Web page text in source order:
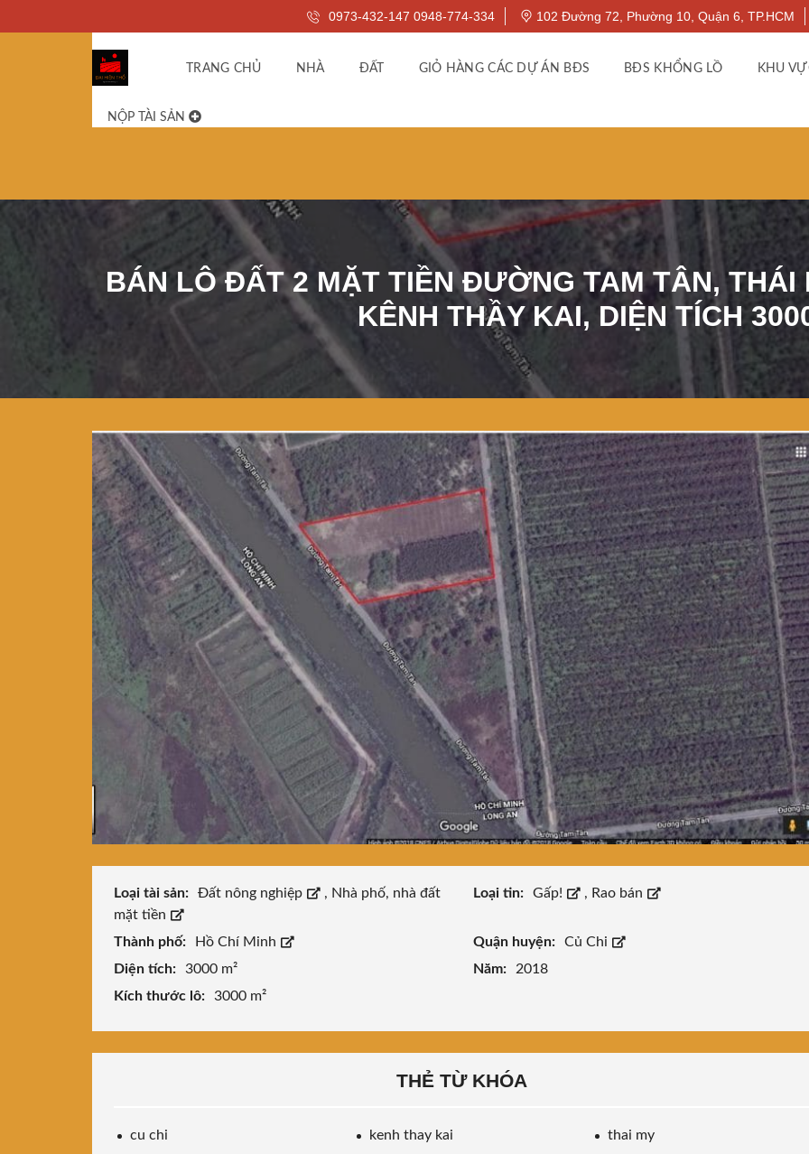
0973-432-147 0948-774-334 102 Đường 72, Phường 10, Quận 6, TP.HCM
TRANG CHỦ NHÀ ĐẤT GIỎ HÀNG CÁC DỰ ÁN BĐS BĐS KHỔNG LỒ KHU
NỘP TÀI SẢN
BÁN LÔ ĐẤT 2 MẶT TIỀN ĐƯỜNG TAM TÂN, THÁI
KÊNH THẦY KAI, DIỆN TÍCH
Loại tài sản: Đất nông nghiệp , Nhà phố, nhà đất
mặt tiền
Loại tin: Gấp! , Rao bán
Thành phố: Hồ Chí Minh Quận huyện:
Củ Chi
Diện tích:
3000 m² Năm:
2018
Kích thước lô:
3000 m²
THẺ TỪ KHÓA
cu chi kenh thay kai thai my